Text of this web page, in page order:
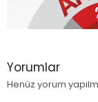
Yorumlar
Henüz yorum